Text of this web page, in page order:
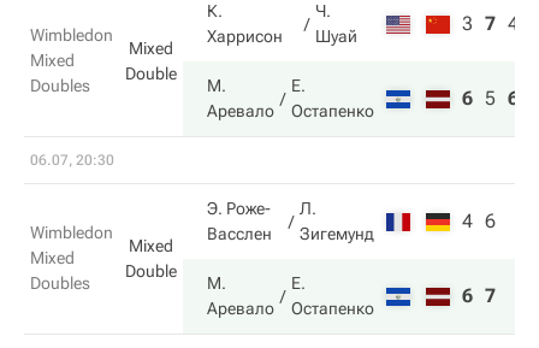
Wimbledon
Mixed
Doubles
Mixed
Double
К.
Харрисон
Ч.
Шуай
3 7 4
М.
Аревало
Е.
Остапенко
6 5 6
06.07, 20:30
Wimbledon
Mixed
Doubles
Mixed
Double
Э. Роже-
Васслен
Л.
Зигемунд
4 6
М.
Аревало
Е.
Остапенко
6 7